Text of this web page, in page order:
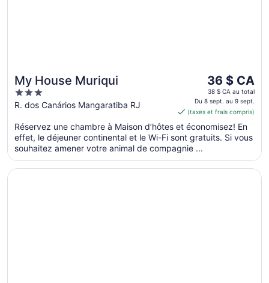
My House Muriqui
3
out
5
R. dos Canários Mangaratiba RJ
Le
prix
est
de 36 $ CA
par
nuit
sept.
36 $ CA
38 $ CA au total
Du 8 sept. au 9 sept.
(taxes et frais compris)
Réservez une chambre à Maison d’hôtes et économisez! En
effet, le déjeuner continental et le Wi-Fi sont gratuits. Si vous
souhaitez amener votre animal de compagnie ...
S’ouvre dans une nouvelle fenêtre
Promenade Fusion Itaguaí